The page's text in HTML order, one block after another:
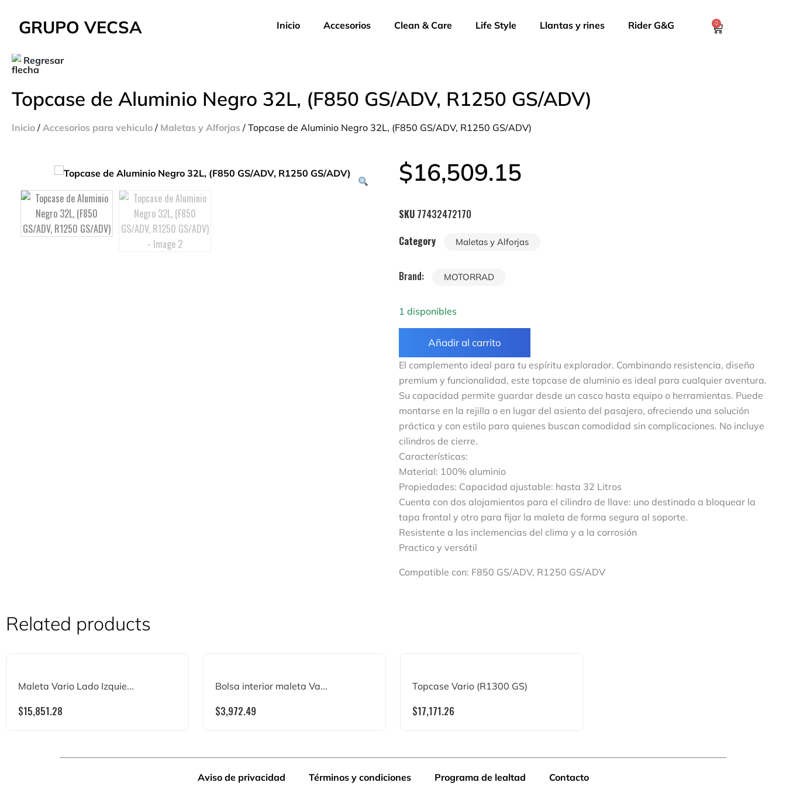
GRUPO VECSA Inicio Accesorios Clean & Care Life Style Llantas y rines Rider G&G 0
Regresar
Topcase de Aluminio Negro 32L, (F850 GS/ADV, R1250 GS/ADV)
Inicio / Accesorios para vehiculo / Maletas y Alforjas / Topcase de Aluminio Negro 32L, (F850 GS/ADV, R1250 GS/ADV)
$16,509.15
SKU 77432472170
Category
Maletas y Alforjas
Brand: MOTORRAD
1 disponibles
Añadir al carrito
El complemento ideal para tu espíritu explorador. Combinando resistencia, diseño
premium y funcionalidad, este topcase de aluminio es ideal para cualquier aventura.
Su capacidad permite guardar desde un casco hasta equipo o herramientas. Puede
montarse en la rejilla o en lugar del asiento del pasajero, ofreciendo una solución
práctica y con estilo para quienes buscan comodidad sin complicaciones. No incluye
cilindros de cierre.
Características:
Material: 100% aluminio
Propiedades: Capacidad ajustable: hasta 32 Litros
Cuenta con dos alojamientos para el cilindro de llave: uno destinado a bloquear la
tapa frontal y otro para fijar la maleta de forma segura al soporte.
Resistente a las inclemencias del clima y a la corrosión
Practico y versátil
Compatible con: F850 GS/ADV, R1250 GS/ADV
Related products
Maleta Vario Lado Izquie...
$15,851.28
Bolsa interior maleta Va...
$3,972.49
Topcase Vario (R1300 GS)
$17,171.26
Aviso de privacidad Términos y condiciones Programa de lealtad Contacto